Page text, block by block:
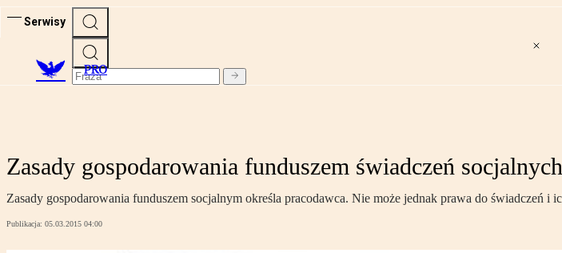
Serwisy
PRO
Zasady gospodarowania funduszem świadczeń socjalnych
Zasady gospodarowania funduszem socjalnym określa pracodawca. Nie może jednak prawa do świadczeń
Publikacja: 05.03.2015 04:00